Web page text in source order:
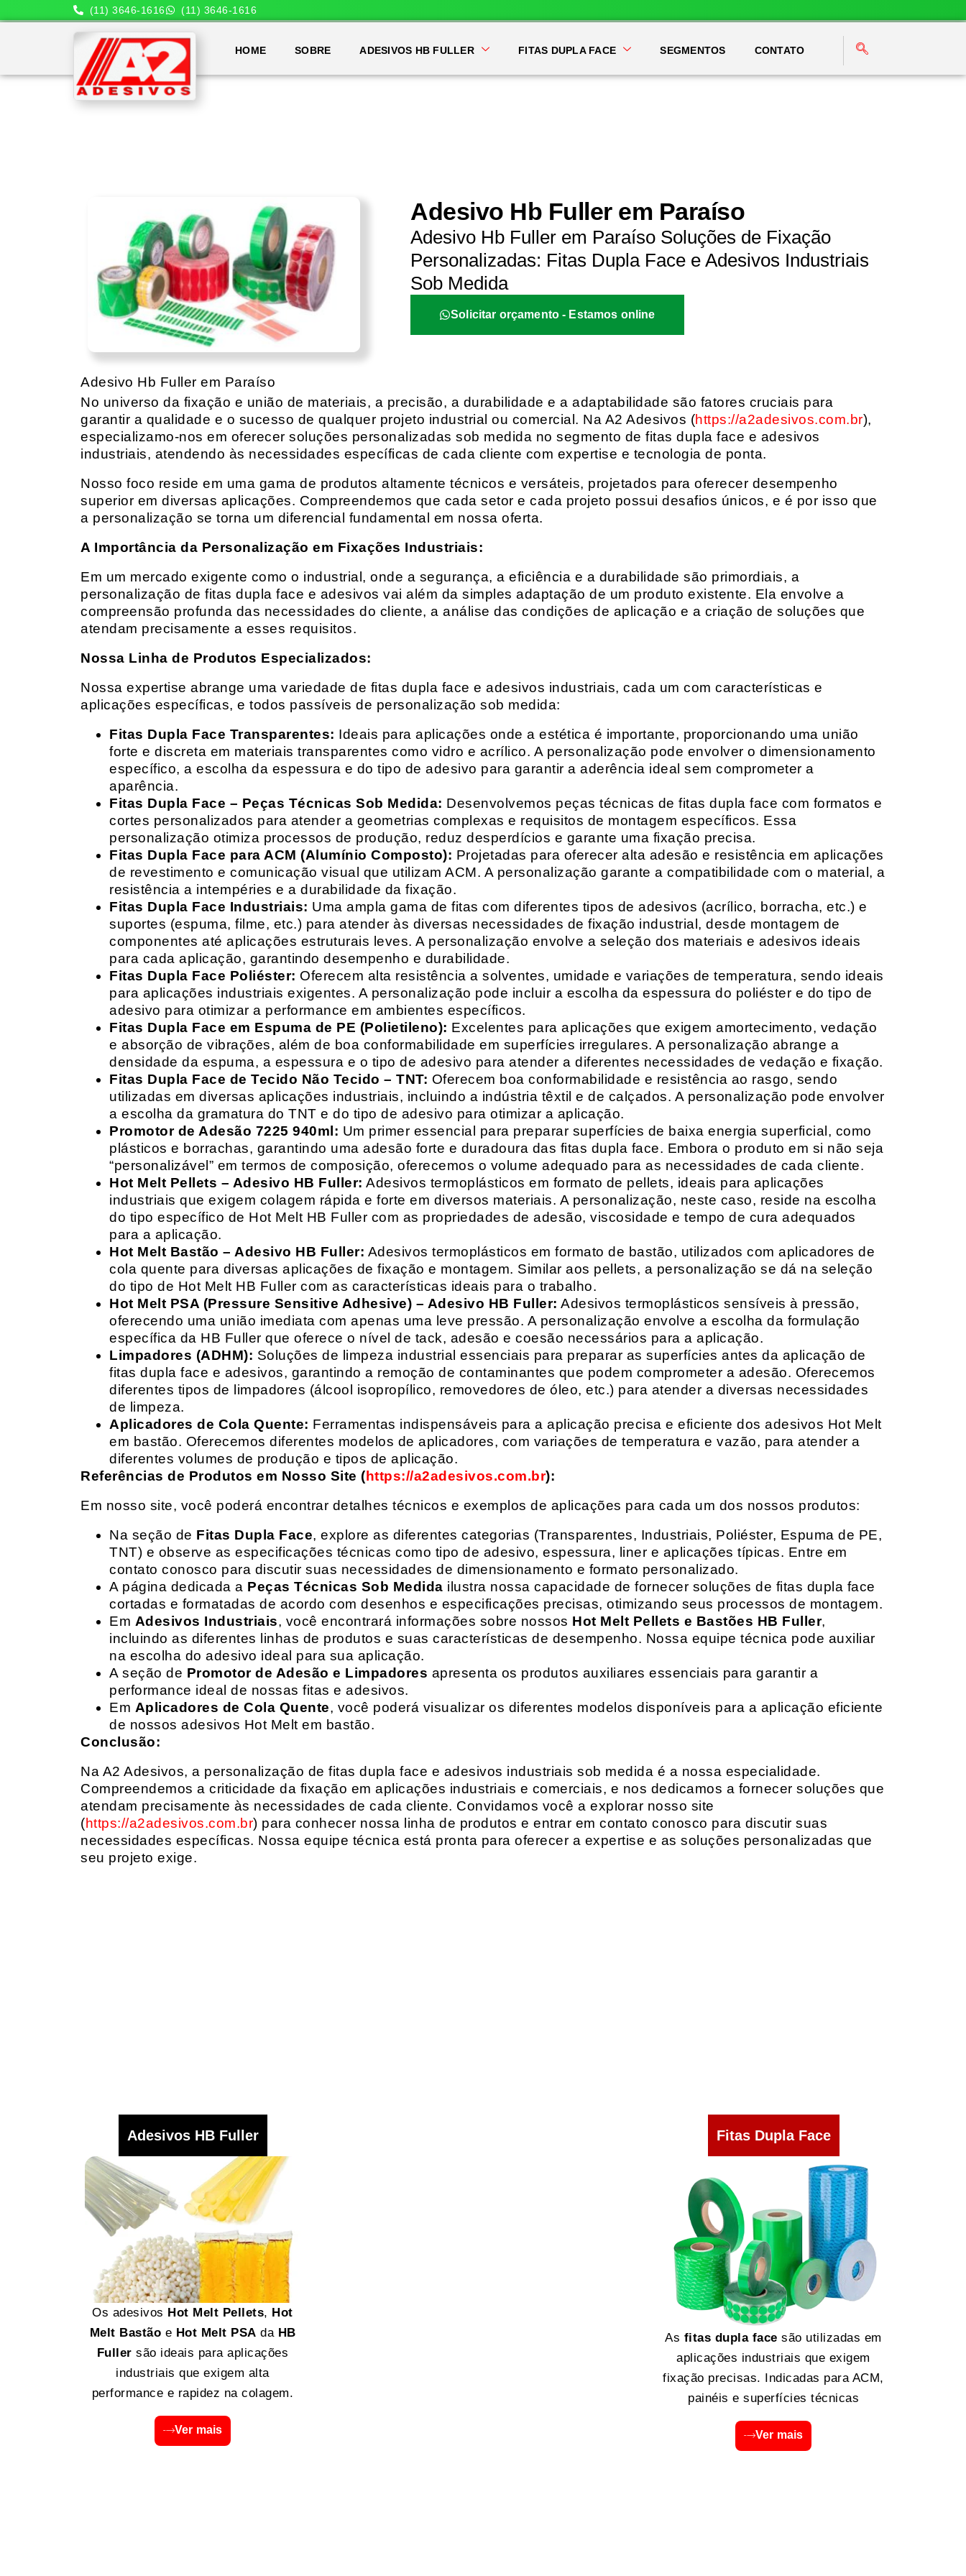
(11) 3646-1616 (11) 3646-1616
HOME SOBRE ADESIVOS HB FULLER FITAS DUPLA FACE SEGMENTOS CONTATO
Adesivo Hb Fuller em Paraíso
Adesivo Hb Fuller em Paraíso Soluções de Fixação
Personalizadas: Fitas Dupla Face e Adesivos Industriais
Sob Medida
Solicitar orçamento - Estamos online
Adesivo Hb Fuller em Paraíso
No universo da fixação e união de materiais, a precisão, a durabilidade e a adaptabilidade são fatores cruciais para
garantir a qualidade e o sucesso de qualquer projeto industrial ou comercial. Na A2 Adesivos (https://a2adesivos.com.br),
especializamo-nos em oferecer soluções personalizadas sob medida no segmento de fitas dupla face e adesivos
industriais, atendendo às necessidades específicas de cada cliente com expertise e tecnologia de ponta.
Nosso foco reside em uma gama de produtos altamente técnicos e versáteis, projetados para oferecer desempenho
superior em diversas aplicações. Compreendemos que cada setor e cada projeto possui desafios únicos, e é por isso que
a personalização se torna um diferencial fundamental em nossa oferta.
A Importância da Personalização em Fixações Industriais:
Em um mercado exigente como o industrial, onde a segurança, a eficiência e a durabilidade são primordiais, a
personalização de fitas dupla face e adesivos vai além da simples adaptação de um produto existente. Ela envolve a
compreensão profunda das necessidades do cliente, a análise das condições de aplicação e a criação de soluções que
atendam precisamente a esses requisitos.
Nossa Linha de Produtos Especializados:
Nossa expertise abrange uma variedade de fitas dupla face e adesivos industriais, cada um com características e
aplicações específicas, e todos passíveis de personalização sob medida:
Fitas Dupla Face Transparentes: Ideais para aplicações onde a estética é importante, proporcionando uma união
forte e discreta em materiais transparentes como vidro e acrílico. A personalização pode envolver o dimensionamento
específico, a escolha da espessura e do tipo de adesivo para garantir a aderência ideal sem comprometer a
aparência.
Fitas Dupla Face – Peças Técnicas Sob Medida: Desenvolvemos peças técnicas de fitas dupla face com formatos e
cortes personalizados para atender a geometrias complexas e requisitos de montagem específicos. Essa
personalização otimiza processos de produção, reduz desperdícios e garante uma fixação precisa.
Fitas Dupla Face para ACM (Alumínio Composto): Projetadas para oferecer alta adesão e resistência em aplicações
de revestimento e comunicação visual que utilizam ACM. A personalização garante a compatibilidade com o material, a
resistência a intempéries e a durabilidade da fixação.
Fitas Dupla Face Industriais: Uma ampla gama de fitas com diferentes tipos de adesivos (acrílico, borracha, etc.) e
suportes (espuma, filme, etc.) para atender às diversas necessidades de fixação industrial, desde montagem de
componentes até aplicações estruturais leves. A personalização envolve a seleção dos materiais e adesivos ideais
para cada aplicação, garantindo desempenho e durabilidade.
Fitas Dupla Face Poliéster: Oferecem alta resistência a solventes, umidade e variações de temperatura, sendo ideais
para aplicações industriais exigentes. A personalização pode incluir a escolha da espessura do poliéster e do tipo de
adesivo para otimizar a performance em ambientes específicos.
Fitas Dupla Face em Espuma de PE (Polietileno): Excelentes para aplicações que exigem amortecimento, vedação
e absorção de vibrações, além de boa conformabilidade em superfícies irregulares. A personalização abrange a
densidade da espuma, a espessura e o tipo de adesivo para atender a diferentes necessidades de vedação e fixação.
Fitas Dupla Face de Tecido Não Tecido – TNT: Oferecem boa conformabilidade e resistência ao rasgo, sendo
utilizadas em diversas aplicações industriais, incluindo a indústria têxtil e de calçados. A personalização pode envolver
a escolha da gramatura do TNT e do tipo de adesivo para otimizar a aplicação.
Promotor de Adesão 7225 940ml: Um primer essencial para preparar superfícies de baixa energia superficial, como
plásticos e borrachas, garantindo uma adesão forte e duradoura das fitas dupla face. Embora o produto em si não seja
“personalizável” em termos de composição, oferecemos o volume adequado para as necessidades de cada cliente.
Hot Melt Pellets – Adesivo HB Fuller: Adesivos termoplásticos em formato de pellets, ideais para aplicações
industriais que exigem colagem rápida e forte em diversos materiais. A personalização, neste caso, reside na escolha
do tipo específico de Hot Melt HB Fuller com as propriedades de adesão, viscosidade e tempo de cura adequados
para a aplicação.
Hot Melt Bastão – Adesivo HB Fuller: Adesivos termoplásticos em formato de bastão, utilizados com aplicadores de
cola quente para diversas aplicações de fixação e montagem. Similar aos pellets, a personalização se dá na seleção
do tipo de Hot Melt HB Fuller com as características ideais para o trabalho.
Hot Melt PSA (Pressure Sensitive Adhesive) – Adesivo HB Fuller: Adesivos termoplásticos sensíveis à pressão,
oferecendo uma união imediata com apenas uma leve pressão. A personalização envolve a escolha da formulação
específica da HB Fuller que oferece o nível de tack, adesão e coesão necessários para a aplicação.
Limpadores (ADHM): Soluções de limpeza industrial essenciais para preparar as superfícies antes da aplicação de
fitas dupla face e adesivos, garantindo a remoção de contaminantes que podem comprometer a adesão. Oferecemos
diferentes tipos de limpadores (álcool isopropílico, removedores de óleo, etc.) para atender a diversas necessidades
de limpeza.
Aplicadores de Cola Quente: Ferramentas indispensáveis para a aplicação precisa e eficiente dos adesivos Hot Melt
em bastão. Oferecemos diferentes modelos de aplicadores, com variações de temperatura e vazão, para atender a
diferentes volumes de produção e tipos de aplicação.
Referências de Produtos em Nosso Site (https://a2adesivos.com.br):
Em nosso site, você poderá encontrar detalhes técnicos e exemplos de aplicações para cada um dos nossos produtos:
Na seção de Fitas Dupla Face, explore as diferentes categorias (Transparentes, Industriais, Poliéster, Espuma de PE,
TNT) e observe as especificações técnicas como tipo de adesivo, espessura, liner e aplicações típicas. Entre em
contato conosco para discutir suas necessidades de dimensionamento e formato personalizado.
A página dedicada a Peças Técnicas Sob Medida ilustra nossa capacidade de fornecer soluções de fitas dupla face
cortadas e formatadas de acordo com desenhos e especificações precisas, otimizando seus processos de montagem.
Em Adesivos Industriais, você encontrará informações sobre nossos Hot Melt Pellets e Bastões HB Fuller,
incluindo as diferentes linhas de produtos e suas características de desempenho. Nossa equipe técnica pode auxiliar
na escolha do adesivo ideal para sua aplicação.
A seção de Promotor de Adesão e Limpadores apresenta os produtos auxiliares essenciais para garantir a
performance ideal de nossas fitas e adesivos.
Em Aplicadores de Cola Quente, você poderá visualizar os diferentes modelos disponíveis para a aplicação eficiente
de nossos adesivos Hot Melt em bastão.
Conclusão:
Na A2 Adesivos, a personalização de fitas dupla face e adesivos industriais sob medida é a nossa especialidade.
Compreendemos a criticidade da fixação em aplicações industriais e comerciais, e nos dedicamos a fornecer soluções que
atendam precisamente às necessidades de cada cliente. Convidamos você a explorar nosso site
(https://a2adesivos.com.br) para conhecer nossa linha de produtos e entrar em contato conosco para discutir suas
necessidades específicas. Nossa equipe técnica está pronta para oferecer a expertise e as soluções personalizadas que
seu projeto exige.
Adesivos HB Fuller
Os adesivos Hot Melt Pellets, Hot
Melt Bastão e Hot Melt PSA da HB
Fuller são ideais para aplicações
industriais que exigem alta
performance e rapidez na colagem.
Ver mais
Fitas Dupla Face
As fitas dupla face são utilizadas em
aplicações industriais que exigem
fixação precisas. Indicadas para ACM,
painéis e superfícies técnicas
Ver mais